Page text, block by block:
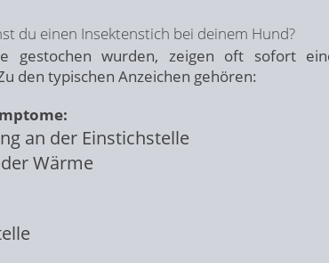
du einen Insektenstich bei deinem Hund?
gestochen wurden, zeigen oft sofort
den typischen Anzeichen gehören:
an der Einstichstelle
Wärme